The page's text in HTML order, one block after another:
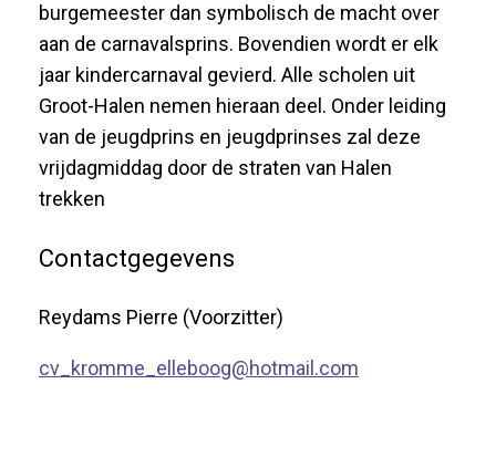
burgemeester dan symbolisch de macht over
aan de carnavalsprins. Bovendien wordt er elk
jaar kindercarnaval gevierd. Alle scholen uit
Groot-Halen nemen hieraan deel. Onder leiding
van de jeugdprins en jeugdprinses zal deze
vrijdagmiddag door de straten van Halen
trekken
Contactgegevens
Reydams Pierre (Voorzitter)
cv_kromme_elleboog@hotmail.com